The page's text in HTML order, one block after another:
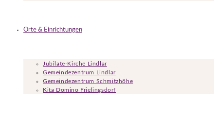
Orte & Einrichtungen
Jubilate-Kirche Lindlar
Gemeindezentrum Lindlar
Gemeindezentrum Schmitzhöhe
Kita Domino Frielingsdorf